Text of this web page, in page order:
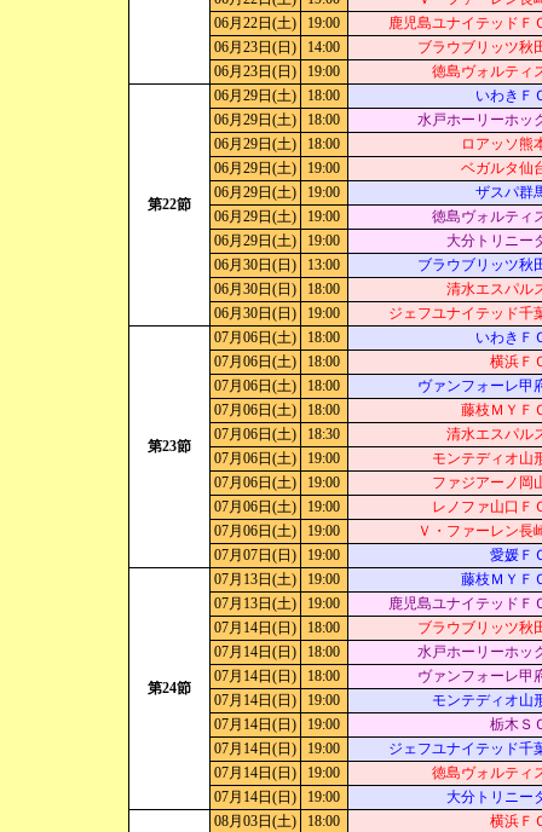
06月22日(土)
19:00
鹿児島ユナイテッドＦ
06月23日(日)
14:00
ブラウブリッツ秋
06月23日(日)
19:00 徳島ヴォルティ
第22節
06月29日(土) 18:00
いわきＦ
06月29日(土)
18:00
水戸ホーリーホッ
06月29日(土)
18:00
ロアッソ熊
06月29日(土)
19:00
ベガルタ仙
06月29日(土)
19:00
ザスパ群
06月29日(土)
19:00
徳島ヴォルティ
06月29日(土)
19:00
大分トリニー
06月30日(日)
13:00
ブラウブリッツ秋
06月30日(日)
18:00
清水エスパル
06月30日(日)
19:00 ジェフユナイテッド千
第23節
07月06日(土) 18:00
いわきＦ
07月06日(土)
18:00
横浜Ｆ
07月06日(土)
18:00
ヴァンフォーレ甲
07月06日(土)
18:00
藤枝ＭＹＦ
07月06日(土)
18:30
清水エスパル
07月06日(土)
19:00
モンテディオ山
07月06日(土)
19:00
ファジアーノ岡
07月06日(土)
19:00
レノファ山口Ｆ
07月06日(土)
19:00
Ｖ・ファーレン長
07月07日(日)
19:00 愛媛Ｆ
第24節
07月13日(土) 19:00
藤枝ＭＹＦ
07月13日(土)
19:00
鹿児島ユナイテッドＦ
07月14日(日)
18:00
ブラウブリッツ秋
07月14日(日)
18:00
水戸ホーリーホッ
07月14日(日)
18:00
ヴァンフォーレ甲
07月14日(日)
19:00
モンテディオ山
07月14日(日)
19:00
栃木Ｓ
07月14日(日)
19:00
ジェフユナイテッド千
07月14日(日)
19:00
徳島ヴォルティ
07月14日(日)
19:00 大分トリニー
08月03日(土) 18:00
横浜Ｆ